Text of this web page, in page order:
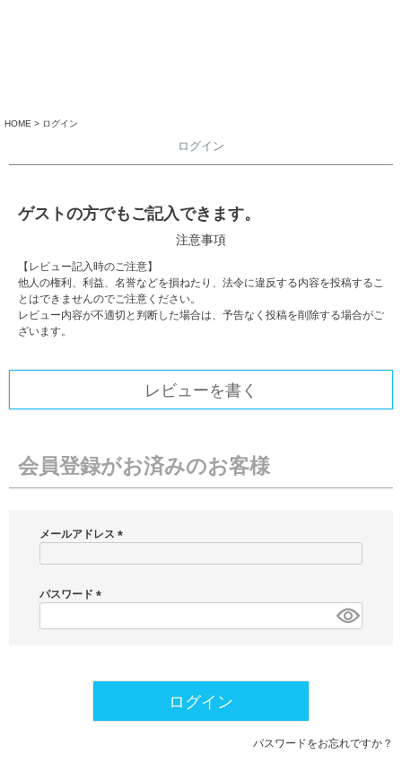
HOME ログイン
ログイン
ゲストの方でもご記入できます。
注意事項
【レビュー記入時のご注意】
他人の権利、利益、名誉などを損ねたり、法令に違反する内容を投稿するこ
とはできませんのでご注意ください。
レビュー内容が不適切と判断した場合は、予告なく投稿を削除する場合がご
ざいます。
レビューを書く
会員登録がお済みのお客様
メールアドレス
)
パスワード
必
ログイン
パスワードをお忘れですか？